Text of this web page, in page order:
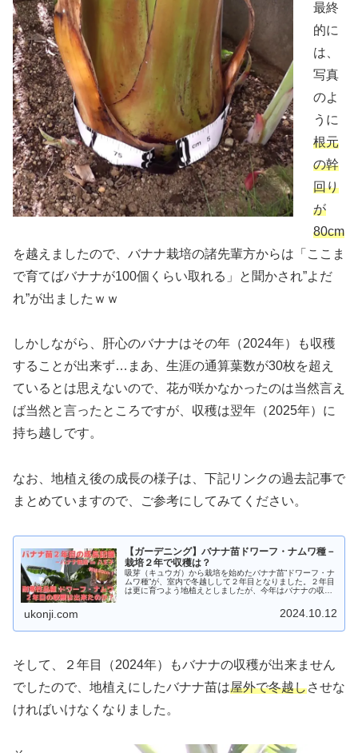
最終
的に
は、
写真
のよ
うに
根元
の幹
回り
が
80cm
を越えましたので、バナナ栽培の諸先輩方からは「ここま
で育てばバナナが100個くらい取れる」と聞かされ”よだ
れ”が出ましたｗｗ
しかしながら、肝心のバナナはその年（2024年）も収穫
することが出来ず…まあ、生涯の通算葉数が30枚を超え
ているとは思えないので、花が咲かなかったのは当然言え
ば当然と言ったところですが、収穫は翌年（2025年）に
持ち越しです。
なお、地植え後の成長の様子は、下記リンクの過去記事で
まとめていますので、ご参考にしてみてください。
【ガーデニング】バナナ苗ドワーフ・ナムワ種－
栽培２年で収穫は？
吸芽（キュウガ）から栽培を始めたバナナ苗”ドワーフ・ナ
ムワ種”が、室内で冬越しして２年目となりました。２年目
は更に育つよう地植えとしましたが、今年はバナナの収穫
ukonji.com 2024.10.12
そして、２年目（2024年）もバナナの収穫が出来ません
でしたので、地植えにしたバナナ苗は屋外で冬越しさせな
ければいけなくなりました。